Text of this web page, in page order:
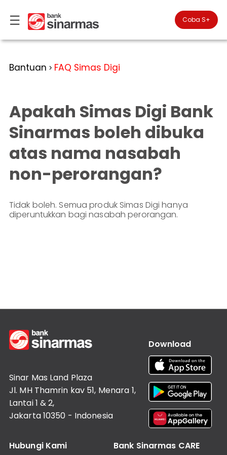
☰× 
#FinansialLebihBaik
Kategori
Bantuan
Deposito
Giro
Kartu
Kredit
Bancasurance
SimobiPlus
Promosi
di
Perbankan
Personal
Perbankan
Prioritas
Bisnis
Layanan
Coba
SimobiPlus
ID
EN
Coba S+
Bantuan > FAQ Simas Digi
Apakah Simas Digi Bank
Sinarmas boleh dibuka
atas nama nasabah
non-perorangan?
Tidak boleh. Semua produk Simas Digi hanya
diperuntukkan bagi nasabah perorangan.
Sinar Mas Land Plaza
Jl. MH Thamrin kav 51, Menara 1,
Lantai 1 & 2,
Jakarta 10350 - Indonesia
Download
Hubungi Kami Bank Sinarmas CARE